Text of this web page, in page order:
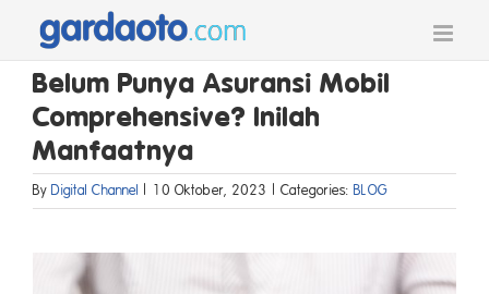
content
Belum Punya Asuransi Mobil
Comprehensive? Inilah
Manfaatnya
By Digital Channel | 10 Oktober, 2023 | Categories: BLOG